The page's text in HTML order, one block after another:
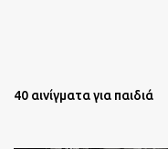
40 αινίγματα για παιδιά